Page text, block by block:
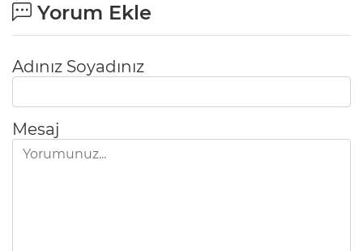
Yorum Ekle
Adınız Soyadınız
Mesaj